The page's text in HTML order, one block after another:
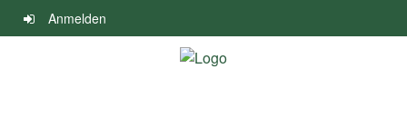
Navigation
überspringen
Anmelden